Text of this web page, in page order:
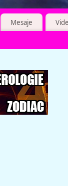
Mesaje